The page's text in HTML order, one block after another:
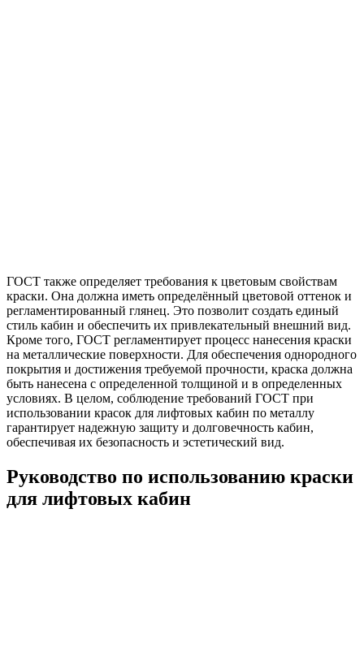
ГОСТ также определяет требования к цветовым свойствам
краски. Она должна иметь определённый цветовой оттенок и
регламентированный глянец. Это позволит создать единый
стиль кабин и обеспечить их привлекательный внешний вид.
Кроме того, ГОСТ регламентирует процесс нанесения краски
на металлические поверхности. Для обеспечения однородного
покрытия и достижения требуемой прочности, краска должна
быть нанесена с определенной толщиной и в определенных
условиях. В целом, соблюдение требований ГОСТ при
использовании красок для лифтовых кабин по металлу
гарантирует надежную защиту и долговечность кабин,
обеспечивая их безопасность и эстетический вид.
Руководство по использованию краски
для лифтовых кабин